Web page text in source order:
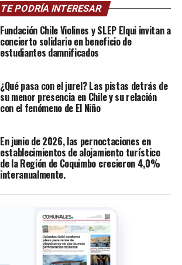
TE PODRÍA INTERESAR
Fundación Chile Violines y SLEP Elqui invitan a
concierto solidario en beneficio de
estudiantes damnificados
¿Qué pasa con el jurel? Las pistas detrás de
su menor presencia en Chile y su relación
con el fenómeno de El Niño
En junio de 2026, las pernoctaciones en
establecimientos de alojamiento turístico
de la Región de Coquimbo crecieron 4,0%
interanualmente.